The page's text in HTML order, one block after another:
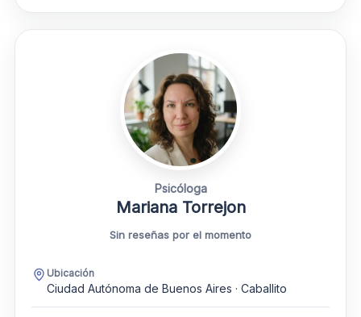
Psicóloga
Mariana Torrejon
Sin reseñas por el momento
Ubicación
Ciudad Autónoma de Buenos Aires · Caballito